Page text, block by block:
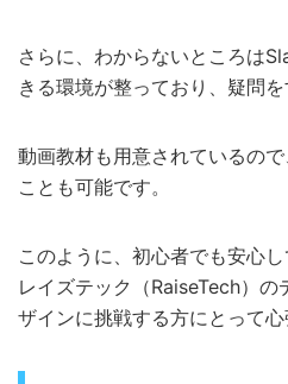
さらに、わからないところは
きる環境が整っており、疑問を
動画教材も用意されているの
ことも可能です。
このように、初心者でも安心
レイズテック（RaiseTech）
ザインに挑戦する方にとって心